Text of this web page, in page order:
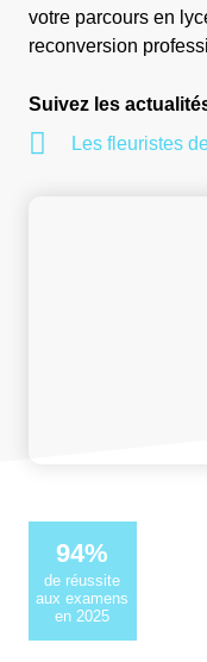
votre parcours en
reconversion
Suivez les
Les fleuristes
94%
de réussite
aux examens
en 2025